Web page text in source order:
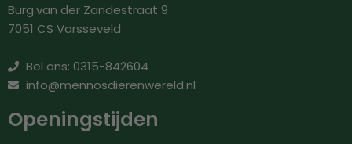
Burg.van der Zandestraat 9
7051 CS Varsseveld
Bel ons: 0315-842604
info@mennosdierenwereld.nl
Openingstijden